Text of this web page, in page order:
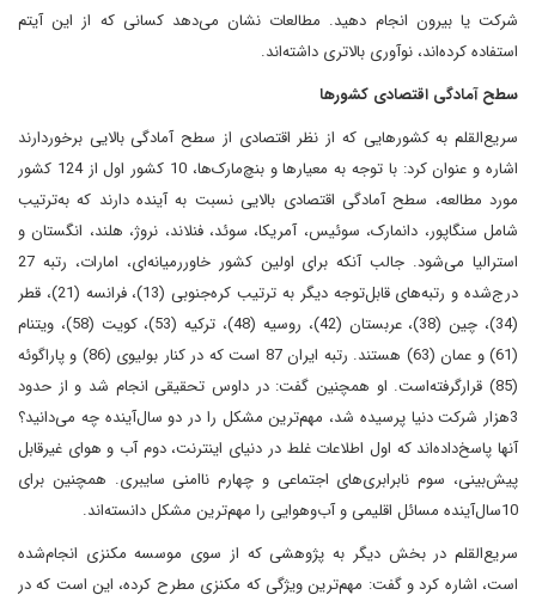
شرکت یا بیرون انجام دهید. مطالعات نشان می‌دهد کسانی که از این آیتم
استفاده کرده‌اند، نوآوری بالاتری داشته‌اند.
سطح آمادگی اقتصادی کشورها
سریع‌القلم به کشورهایی که از نظر اقتصادی از سطح آمادگی بالایی برخوردارند
اشاره و عنوان کرد: با توجه به معیارها و بنچ‌مارک‌ها، 10 کشور اول از 124 کشور
مورد مطالعه، سطح آمادگی اقتصادی بالایی نسبت به آینده‌ دارند که به‌ترتیب
شامل سنگاپور، دانمارک، سوئیس، آمریکا، سوئد، فنلاند، نروژ، هلند، انگستان و
استرالیا می‌شود. جالب آنکه برای اولین کشور خاوررمیانه‌ای، امارات، رتبه 27
درج‌شده و رتبه‌های قابل‌توجه دیگر به ترتیب کره‌جنوبی (13)، فرانسه (21)، قطر
(34)، چین (38)، عربستان (42)، روسیه (48)، ترکیه (53)، کویت (58)، ویتنام
(61) و عمان (63) هستند. رتبه ایران 87 است که در کنار بولیوی (86) و پاراگوئه
(85) قرارگرفته‌است. او همچنین گفت: در داوس تحقیقی انجام شد و از حدود
3‌هزار شرکت دنیا پرسیده شد، مهم‌ترین مشکل را در دو سال‌آینده چه می‌دانید؟
آنها پاسخ‌داده‌اند که اول اطلاعات غلط در دنیای اینترنت، دوم آب و هوای غیر‌قابل
پیش‌بینی، سوم نابرابری‌های اجتماعی و چهارم ناامنی سایبری. همچنین برای
10سال‌آینده مسائل اقلیمی و آب‌و‌هوایی را مهم‌ترین مشکل دانسته‌اند.
سریع‌القلم در بخش دیگر به پژوهشی که از سوی موسسه مکنزی انجام‌شده
است، اشاره کرد و گفت: مهم‌ترین ویژگی که مکنزی مطرح کرده، این است که در